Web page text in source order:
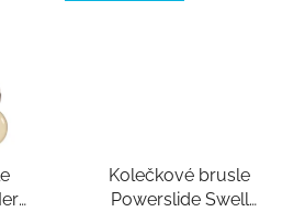
Kolečkové brusle
Powerslide Swell